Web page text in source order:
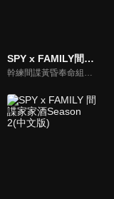
SPY x FAMILY間諜家家酒 Season 3
幹練間諜黃昏奉命組成「家庭」，以便潛入名校。然而他所找到的女兒是會讀心的超能力者，妻子則是暗殺者？互相隱瞞真實身份的臨時家庭，挺身對抗考試與世界危機的痛快家庭喜劇就此展開。